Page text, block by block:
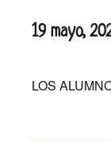
19 mayo,
LOS